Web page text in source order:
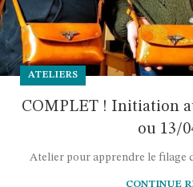
ATELIERS
COMPLET ! Initiation
ou 13/
Atelier pour apprendre le filage
CONTINUE